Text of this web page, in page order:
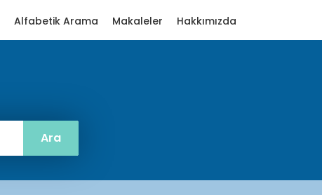
Alfabetik Arama Makaleler Hakkımızda